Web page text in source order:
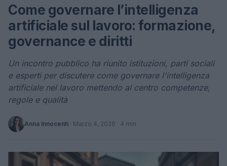
Come governare l’intelligenza
artificiale sul lavoro: formazione,
governance e diritti
Un incontro pubblico ha riunito istituzioni, parti sociali
e esperti per discutere come governare l'intelligenza
artificiale nel lavoro mettendo al centro competenze,
regole e qualità
Anna Innocenti · Marzo 4, 2026 · 4 min